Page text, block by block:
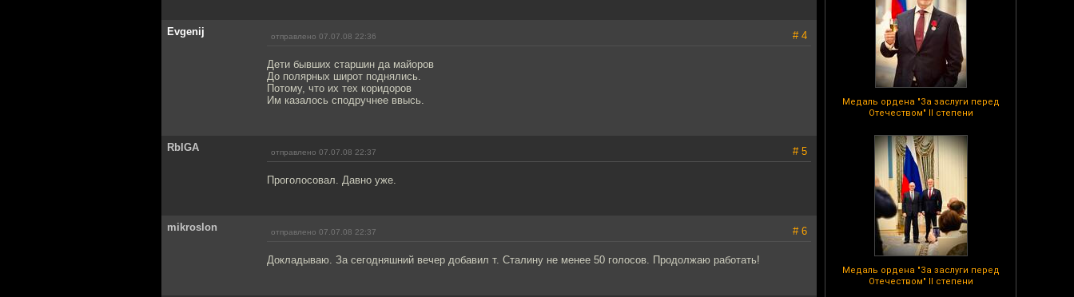
Медаль ордена "За заслуги перед
Отечеством" II степени
Медаль ордена "За заслуги перед
Отечеством" II степени
Evgenij отправлено 07.07.08 22:36 # 4
Дети бывших старшин да майоров
До полярных широт поднялись.
Потому, что их тех коридоров
Им казалось сподручнее ввысь.
RblGA отправлено 07.07.08 22:37 # 5
Проголосовал. Давно уже.
mikroslon отправлено 07.07.08 22:37 # 6
Докладываю. За сегодняшний вечер добавил т. Сталину не менее 50 голосов. Продолжаю работать!